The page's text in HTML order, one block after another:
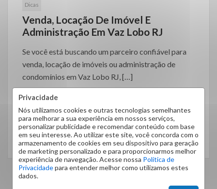
Privacidade
Nós utilizamos cookies e outras tecnologias semelhantes
para melhorar a sua experiência em nossos serviços,
personalizar publicidade e recomendar conteúdo com base
em seu interesse. Ao utilizar este site, você concorda com o
armazenamento de cookies em seu dispositivo para geração
de marketing personalizado e para proporcionarmos melhor
experiência de navegação. Acesse nossa Política de
Privacidadepara entender melhor como utilizamos estes
dados.
Dicas
Venda, Locação De Imóvel E
Administração Em Vaz Lobo RJ
Se você está buscando um parceiro confiável para
venda, locação de imóveis ou administração de
condomínios em Vaz Lobo RJ, […]
LEIA MAIS